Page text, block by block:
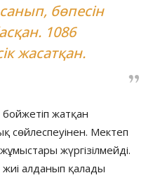
бөпесін
1086
жасатқан.
жатқан
сөйлеспеуінен. Мектеп
жүргізілмейді.
алданып қалады